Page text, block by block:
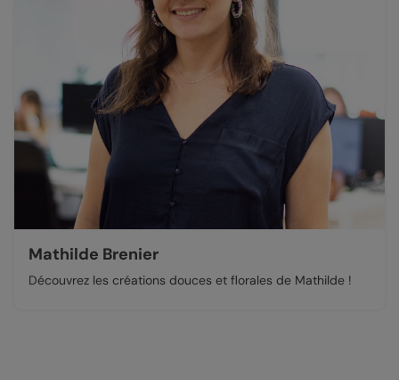
Mathilde Brenier
Découvrez les créations douces et florales de Mathilde !